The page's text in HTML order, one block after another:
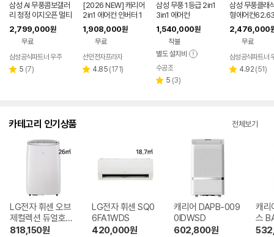
삼성 AI 무풍콤보갤러
리 청정 이지오픈 멀티
형 에어컨 AF80F17D
22WRS 기본설치포
2,799,000원
무료
삼성공식파트너 우주
별 5 리
(7)
[2026 NEW] 캐리어
2in1 에어컨 인버터 1
등급 멀티형 wifi 17평
+6평 투인원 전국 설
치비포함
1,908,000원
무료
선인전자프라자
별 4.85 리
(171)
삼성 무풍 1등급 2in1
3in1 에어컨
1,540,000원
착불
별도 설치비
페이
수공조
별 5 리
(3)
삼성 무풍클래
형에어컨
리미엄블루 기
비포함
2,476,000
무료
삼성공식파트너
별 4.92 리
(51)
카테고리 인기상품 전체보기
LG전자 휘센 오브
제컬렉션 듀얼호스
PQ08FDWBS
818,150원
LG전자 휘센 SQ0
6FA1WDS
420,000원
캐리어 DAPB-009
0IDWSD
602,800원
캐리
스